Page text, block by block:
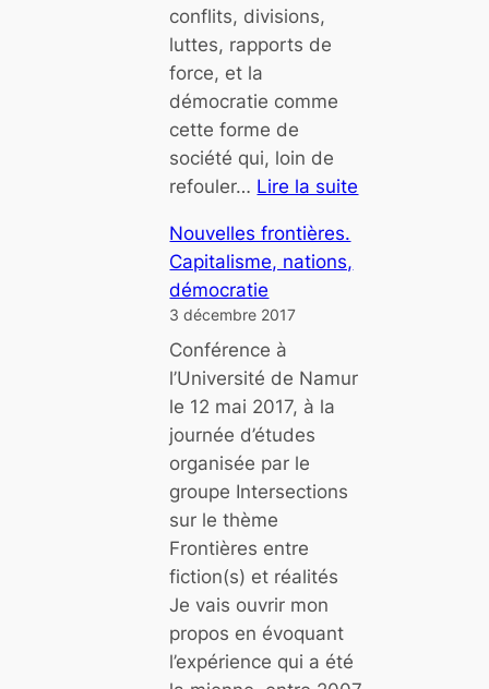
»
?
i
e
r
conflits, divisions,
luttes, rapports de
force, et la
démocratie comme
cette forme de
société qui, loin de
refouler… Lire la suite
é
Nouvelles frontières.
Capitalisme, nations,
démocratie
3 décembre 2017
Conférence à
l’Université de Namur
le 12 mai 2017, à la
journée d’études
organisée par le
groupe Intersections
sur le thème
Frontières entre
fiction(s) et réalités
Je vais ouvrir mon
propos en évoquant
l’expérience qui a été